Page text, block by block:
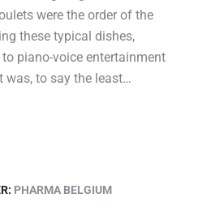
were the order of the
these typical dishes,
piano-voice entertainment
was, to say the least…
PHARMA BELGIUM